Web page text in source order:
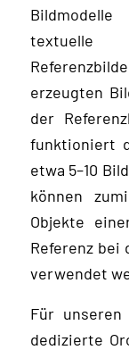
textuelle
erzeugten
der
funktioniert
etwa 5–10
können
Objekte
Referenz bei
verwendet
Für
dedizierte